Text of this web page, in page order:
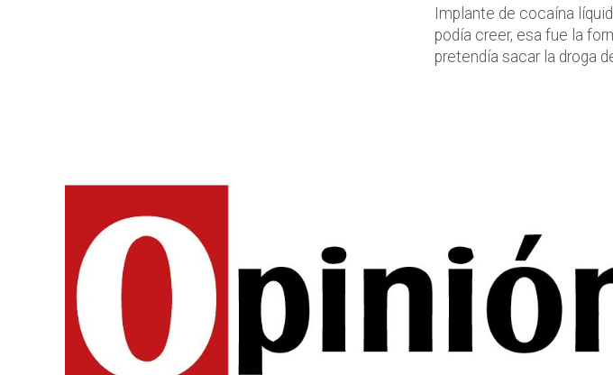
Implante de cocaína
podía creer, esa fue la
pretendía sacar la droga